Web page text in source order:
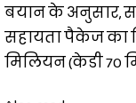
बयान के अनुसार,
सहायता पैकेज का
मिलियन (केडी 70